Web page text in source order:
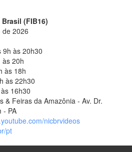
(FIB16)
de 2026
9h às 20h30
às 20h
às 18h
às 22h30
16h30
& Feiras da Amazônia - Av. Dr.
- PA
nicbrvideos
pt